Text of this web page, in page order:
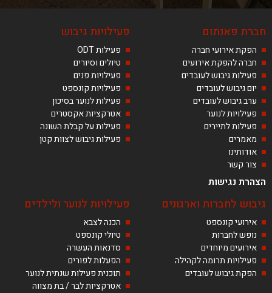
חברת פאנתום
הפקת אירועי חברה
חברה להפקת אירועים
פעילות גיבוש לעובדים
יום גיבוש לעובדים
ערב גיבוש לעובדים
פעילויות לנוער
פעילות לתיירים
מאמרים
אודותינו
צור קשר
הצהרת נגישות
פעילויות גיבוש
פעילות ODT
טיולים וסיורים
פעילויות פנים
פעילויות קונספט
פעילות לנוער בסיכון
אטרקציות אקסטרים
פעילות על קבלת השונה
פעילות גיבוש לצוות קטן
גיבוש לחברות וארגונים
אירועי קונספט
נופש לחברות
אירועים מיוחדים
פעילויות תרומה לקהילה
הפקת גיבוש לעובדים
פעילויות לנוער ולילדים
הכנה לצבא
טיולי קונספט
סדנאות העשרה
הפעלות לפורים
תוכנית פעילות שנתית לנוער
אטרקציות לבר / בת מצווה